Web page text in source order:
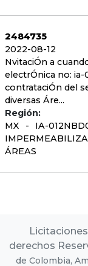
2484735
2022-08-12
NvitaciÓn a
electrÓnica no: ia-
contrataciÓn del
diversas Áre...
Región:
MX - IA-
ÁREAS
derechos
de Colombia,